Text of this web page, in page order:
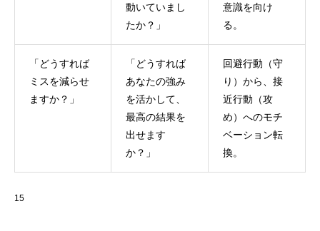
動いていまし
たか？」
意識を向け
る。
「どうすれば
ミスを減らせ
ますか？」
「どうすれば
あなたの強み
を活かして、
最高の結果を
出せます
か？」
回避行動（守
り）から、接
近行動（攻
め）へのモチ
ベーション転
換。
15